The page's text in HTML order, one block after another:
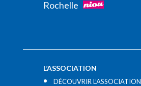
Rochelle
L’ASSOCIATION
DÉCOUVRIR L’ASSOCIATION